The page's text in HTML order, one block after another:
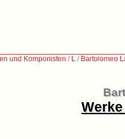
und Komponisten / L / Bartolomeo